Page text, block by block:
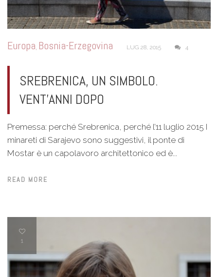
Europa, Bosnia-Erzegovina LUG 28, 2015 4
SREBRENICA, UN SIMBOLO.
VENT’ANNI DOPO
Premessa: perché Srebrenica, perché l’11 luglio 2015 I
minareti di Sarajevo sono suggestivi, il ponte di
Mostar è un capolavoro architettonico ed è...
READ MORE
1